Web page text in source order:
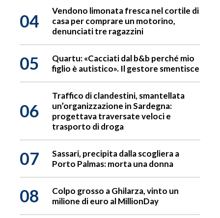
04
Vendono limonata fresca nel cortile di
casa per comprare un motorino,
denunciati tre ragazzini
05
Quartu: «Cacciati dal b&b perché mio
figlio è autistico». Il gestore smentisce
06
Traffico di clandestini, smantellata
un’organizzazione in Sardegna:
progettava traversate veloci e
trasporto di droga
07
Sassari, precipita dalla scogliera a
Porto Palmas: morta una donna
08
Colpo grosso a Ghilarza, vinto un
milione di euro al MillionDay